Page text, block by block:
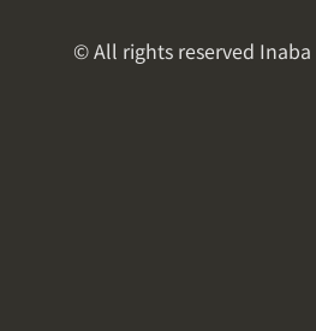
© All rights reserved